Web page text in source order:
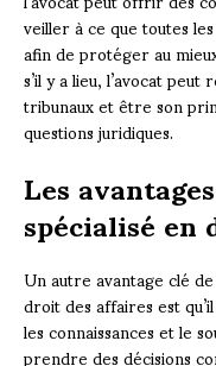
veiller à ce que toutes
afin de protéger au
s’il y a lieu, l’avocat
tribunaux et être son
questions juridiques.
Les
spécialisé
Un autre avantage clé
droit des affaires est
les connaissances et le